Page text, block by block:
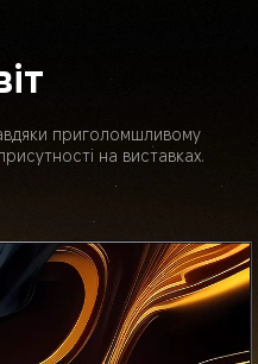
приголомшливому
на виставках.